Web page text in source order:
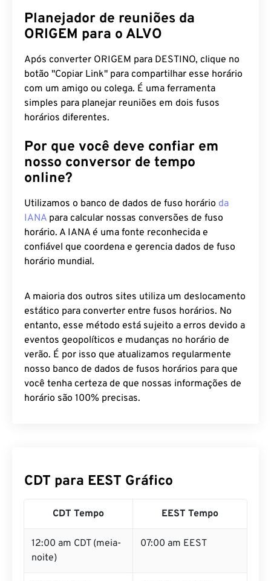
Planejador de reuniões da
ORIGEM para o ALVO
Após converter ORIGEM para DESTINO, clique no
botão "Copiar Link" para compartilhar esse horário
com um amigo ou colega. É uma ferramenta
simples para planejar reuniões em dois fusos
horários diferentes.
Por que você deve confiar em
nosso conversor de tempo
online?
Utilizamos o banco de dados de fuso horário da
IANA para calcular nossas conversões de fuso
horário. A IANA é uma fonte reconhecida e
confiável que coordena e gerencia dados de fuso
horário mundial.
A maioria dos outros sites utiliza um deslocamento
estático para converter entre fusos horários. No
entanto, esse método está sujeito a erros devido a
eventos geopolíticos e mudanças no horário de
verão. É por isso que atualizamos regularmente
nosso banco de dados de fusos horários para que
você tenha certeza de que nossas informações de
horário são 100% precisas.
CDT para EEST Gráfico
CDT Tempo EEST Tempo
12:00 am CDT (meia-
noite)
07:00 am EEST